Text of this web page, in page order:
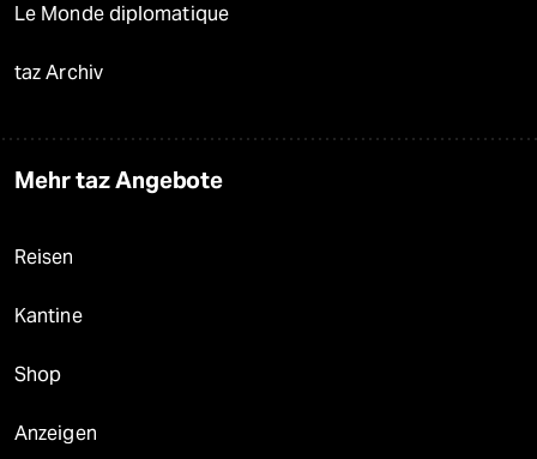
Le Monde diplomatique
taz Archiv
Mehr taz Angebote
Reisen
Kantine
Shop
Anzeigen